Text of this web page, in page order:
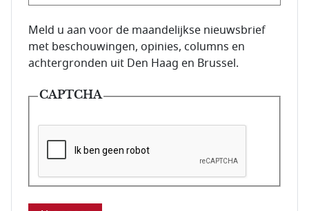
E-mailadres van de abonnee.
Meld u aan voor de maandelijkse nieuwsbrief
met beschouwingen, opinies, columns en
achtergronden uit Den Haag en Brussel.
CAPTCHA
Deze vraag is om te controleren dat u een mens